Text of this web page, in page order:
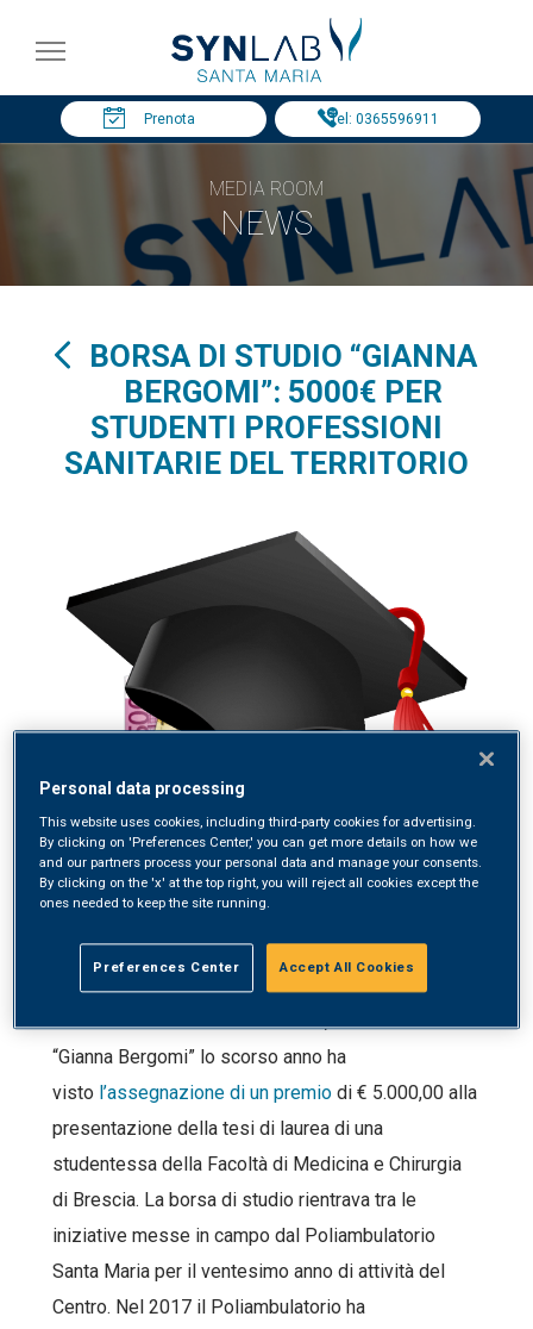
Prenota Tel: 0365596911
MEDIA ROOM
NEWS
BORSA DI STUDIO “GIANNA
BERGOMI”: 5000€ PER
STUDENTI PROFESSIONI
SANITARIE DEL TERRITORIO
La borsa di studio “Gianna Bergomi” 2017
Giunta alla sua seconda edizione, la borsa di studio
“Gianna Bergomi” lo scorso anno ha
visto l’assegnazione di un premio di € 5.000,00 alla
presentazione della tesi di laurea di una
studentessa della Facoltà di Medicina e Chirurgia
di Brescia. La borsa di studio rientrava tra le
iniziative messe in campo dal Poliambulatorio
Santa Maria per il ventesimo anno di attività del
Centro. Nel 2017 il Poliambulatorio ha
Personal data processing
This website uses cookies, including third-party cookies for advertising.
By clicking on 'Preferences Center,' you can get more details on how we
and our partners process your personal data and manage your consents.
By clicking on the 'x' at the top right, you will reject all cookies except the
ones needed to keep the site running.
Preferences Center Accept All Cookies